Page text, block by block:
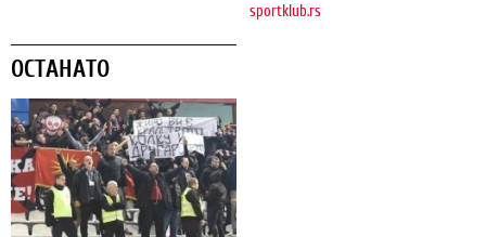
sportklub.rs
ОСТАНАТО